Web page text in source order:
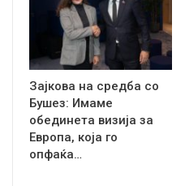
Зајкова на средба со
Бушез: Имаме
обединета визија за
Европа, која го
опфаќа…